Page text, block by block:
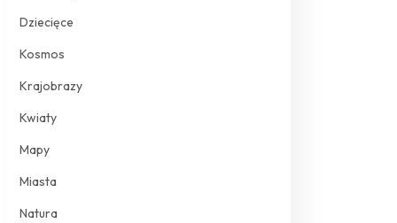
Dziecięce
Kosmos
Krajobrazy
Kwiaty
Mapy
Miasta
Natura